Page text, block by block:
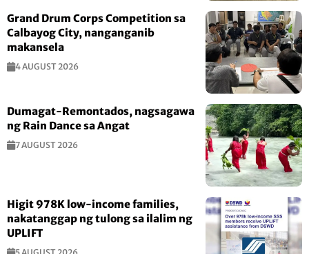
Grand Drum Corps Competition sa
Calbayog City, nanganganib
makansela
4 AUGUST 2026
Dumagat-Remontados, nagsagawa
ng Rain Dance sa Angat
7 AUGUST 2026
Higit 978K low-income families,
nakatanggap ng tulong sa ilalim ng
UPLIFT